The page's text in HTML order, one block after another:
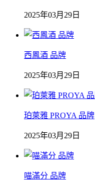
2025年03月29日
西鳳酒 品牌
2025年03月29日
珀萊雅 PROYA 品牌
2025年03月29日
喵滿分 品牌